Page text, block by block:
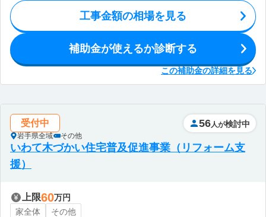
工事金額の相場を見る
補助金が使えるか診断する
この補助金の詳細を見る
受付中
岩手県全域 その他
56 人が検討中
いわて木づかい住宅普及促進事業（リフォーム支
援）
上限60万円
家全体
その他